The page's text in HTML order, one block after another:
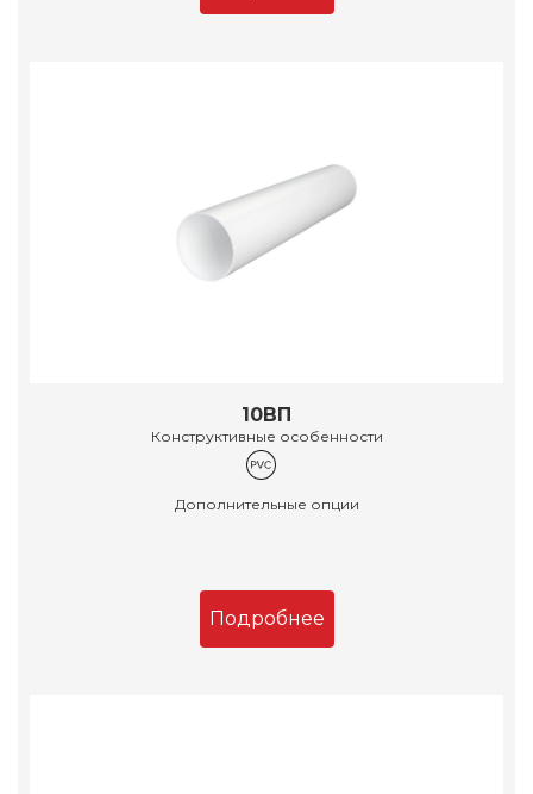
10ВП
Конструктивные особенности
Дополнительные опции
Подробнее